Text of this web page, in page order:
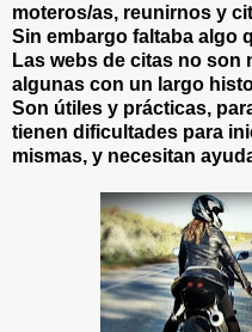
moteros/as, reunirnos y
Sin embargo faltaba algo
Las webs de citas no son
algunas con un largo
Son útiles y prácticas,
tienen dificultades para
mismas, y necesitan